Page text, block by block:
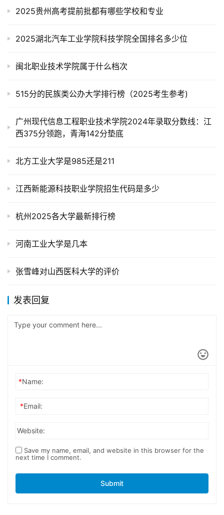
2025贵州高考提前批都有哪些学校和专业
2025湖北汽车工业学院科技学院全国排名多少位
闽北职业技术学院属于什么档次
515分的民族类公办大学排行榜（2025考生参考)
广州现代信息工程职业技术学院2024年录取分数线：江
西375分领跑，青海142分垫底
北方工业大学是985还是211
江西新能源科技职业学院招生代码是多少
杭州2025各大学最新排行榜
河南工业大学是几本
张雪峰对山西医科大学的评价
发表回复
*Name:
*Email:
Website:
Save my name, email, and website in this browser for the
next time I comment.
Submit